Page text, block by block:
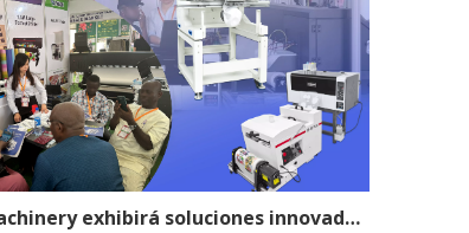
Disen Machinery exhibirá soluciones innovadoras de impresión y textiles en (NGTEX)